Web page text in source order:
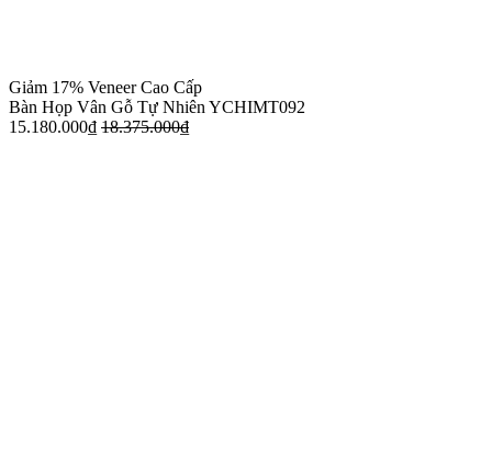
Giảm 17% Veneer Cao Cấp
Bàn Họp Vân Gỗ Tự Nhiên YCHIMT092
15.180.000₫ 18.375.000₫